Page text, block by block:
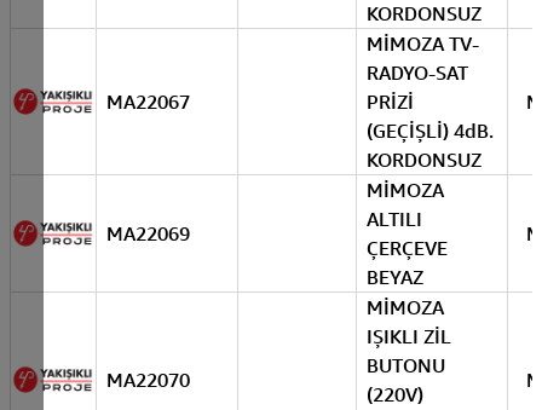
KORDONSUZ
MA22067
MİMOZA TV-
RADYO-SAT
PRİZİ
(GEÇİŞLİ) 4dB.
KORDONSUZ
MA22069
MİMOZA
ALTILI
ÇERÇEVE
BEYAZ
MA22070
MİMOZA
IŞIKLI ZİL
BUTONU
(220V)